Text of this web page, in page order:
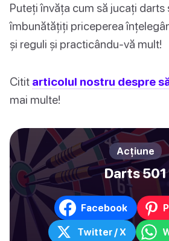
Puteți învăța cum să jucați darts
îmbunătățiți priceperea
și reguli și practicându-vă mult!
Citit articolul nostru despre
mai multe!
Acțiune
Darts 501
Facebook
Twitter / X